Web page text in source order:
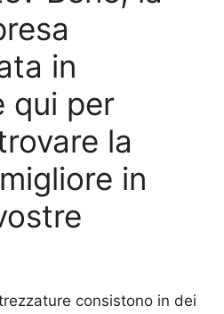
in
qui per
la
in
consistono in dei